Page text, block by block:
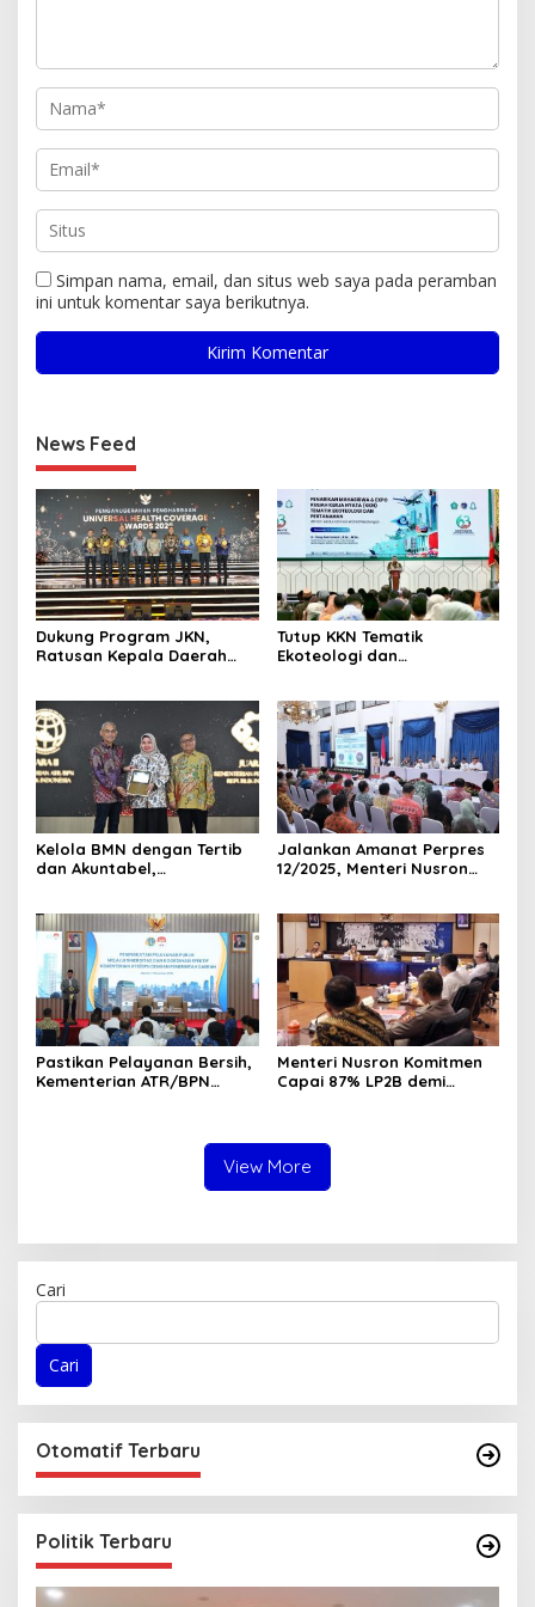
Simpan nama, email, dan situs web saya pada peramban
ini untuk komentar saya berikutnya.
News Feed
Dukung Program JKN,
Ratusan Kepala Daerah
Tutup KKN Tematik
Ekoteologi dan
dalam Pencatatan Bidang
Tanah Wakaf
Kelola BMN dengan Tertib
dan Akuntabel,
Bandha 2025
Jalankan Amanat Perpres
12/2025, Menteri Nusron
Tata Ruang
Pastikan Pelayanan Bersih,
Kementerian ATR/BPN
Menteri Nusron Komitmen
Capai 87% LP2B demi
View More
Cari
Cari
Otomatif Terbaru
Politik Terbaru